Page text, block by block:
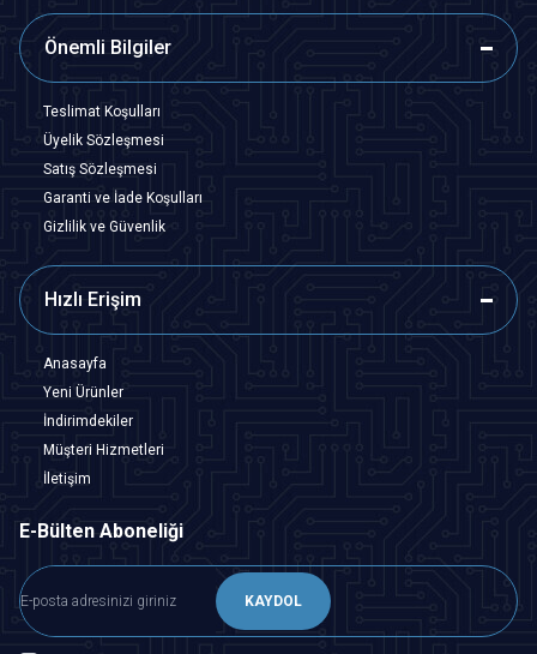
Önemli Bilgiler
Teslimat Koşulları
Üyelik Sözleşmesi
Satış Sözleşmesi
Garanti ve İade Koşulları
Gizlilik ve Güvenlik
Hızlı Erişim
Anasayfa
Yeni Ürünler
İndirimdekiler
Müşteri Hizmetleri
İletişim
E-Bülten Aboneliği
KAYDOL